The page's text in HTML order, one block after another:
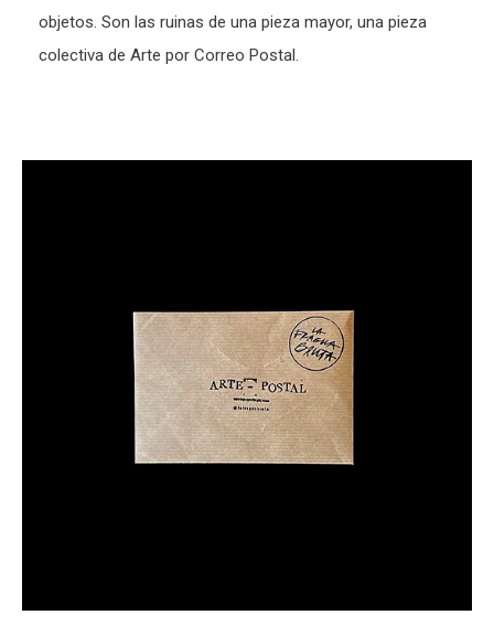
objetos. Son las ruinas de una pieza mayor, una pieza
colectiva de Arte por Correo Postal.